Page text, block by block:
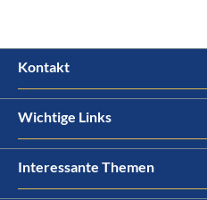
Kontakt
Wichtige Links
Interessante Themen